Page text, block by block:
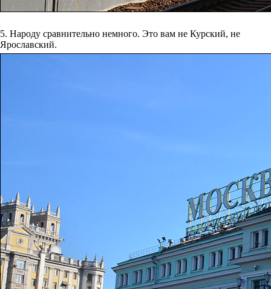
5. Народу сравнительно немного. Это вам не Курский, не
Ярославский.